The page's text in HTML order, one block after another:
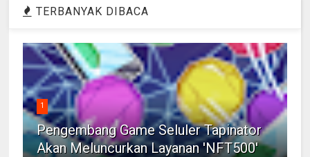
TERBANYAK DIBACA
1
Pengembang Game Seluler Tapinator
Akan Meluncurkan Layanan 'NFT500'